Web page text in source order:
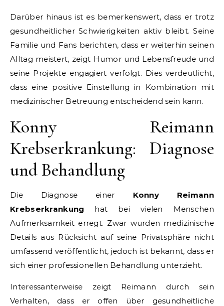
Darüber hinaus ist es bemerkenswert, dass er trotz
gesundheitlicher Schwierigkeiten aktiv bleibt. Seine
Familie und Fans berichten, dass er weiterhin seinen
Alltag meistert, zeigt Humor und Lebensfreude und
seine Projekte engagiert verfolgt. Dies verdeutlicht,
dass eine positive Einstellung in Kombination mit
medizinischer Betreuung entscheidend sein kann.
Konny Reimann
Krebserkrankung: Diagnose
und Behandlung
Die Diagnose einer Konny Reimann
Krebserkrankung hat bei vielen Menschen
Aufmerksamkeit erregt. Zwar wurden medizinische
Details aus Rücksicht auf seine Privatsphäre nicht
umfassend veröffentlicht, jedoch ist bekannt, dass er
sich einer professionellen Behandlung unterzieht.
Interessanterweise zeigt Reimann durch sein
Verhalten, dass er offen über gesundheitliche